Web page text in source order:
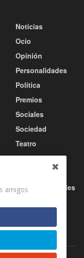
Noticias
Ocio
Opinión
Personalidades
Política
Premios
Sociales
Sociedad
Teatro
Tecnología
Tv / Radio / Redes
amigos